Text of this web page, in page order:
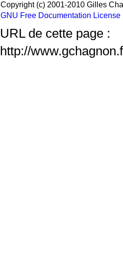
Copyright (c) 2001-2010 Gilles
GNU Free Documentation License
URL de cette page :
http://